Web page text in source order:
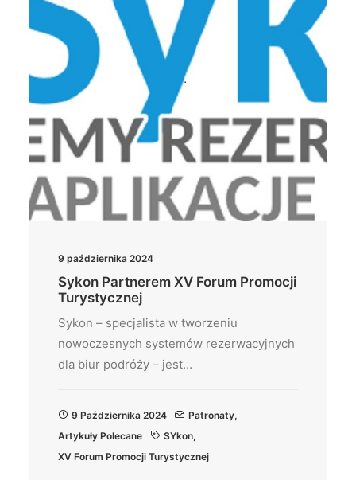
9 października 2024
Sykon Partnerem XV Forum Promocji
Turystycznej
Sykon – specjalista w tworzeniu
nowoczesnych systemów rezerwacyjnych
dla biur podróży – jest…
9 Października 2024 Patronaty,
Artykuły Polecane
SYkon,
XV Forum Promocji Turystycznej